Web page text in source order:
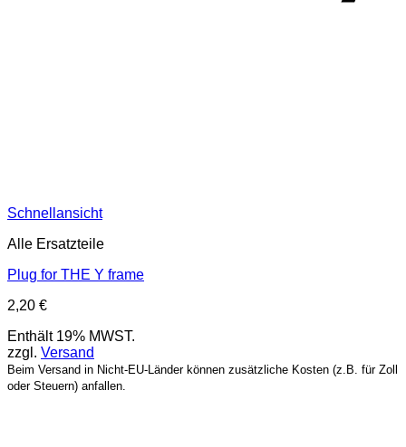
Schnellansicht
Alle Ersatzteile
Plug for THE Y frame
2,20 €
Enthält 19% MWST.
zzgl. Versand
Beim Versand in Nicht-EU-Länder können zusätzliche Kosten (z.B. für Zoll
oder Steuern) anfallen.